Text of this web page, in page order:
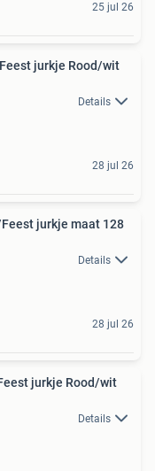
25 jul 26
jurkje Rood/wit
Details
28 jul 26
jurkje maat 128
Details
28 jul 26
Details